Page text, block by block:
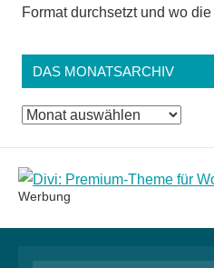
Format durchsetzt und wo
DAS MONATSARCHIV
Das
Werbung